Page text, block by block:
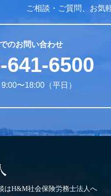
ご相談・ご質問、お気
のお問い合わせ
641-6500
〜18:00（平日）
はH&M社会保険労務士法人へ